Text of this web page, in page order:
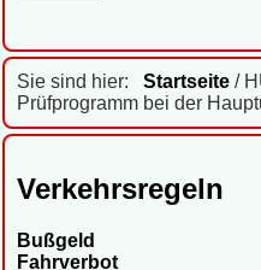
Sie sind hier: Startseite /
Prüfprogramm bei der
Verkehrsregeln
Bußgeld
Fahrverbot